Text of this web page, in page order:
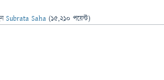
Subrata Saha (15,210 পয়েন্ট)